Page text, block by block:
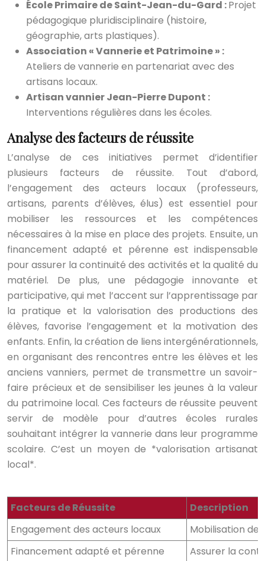
École Primaire de Saint-Jean-du-Gard :Projet
pédagogique pluridisciplinaire (histoire,
géographie, arts plastiques).
Association « Vannerie et Patrimoine » :
Ateliers de vannerie en partenariat avec des
artisans locaux.
Artisan vannier Jean-Pierre Dupont :
Interventions régulières dans les écoles.
Analyse des facteurs de réussite
L’analyse de ces initiatives permet d’identifier
plusieurs facteurs de réussite. Tout d’abord,
l’engagement des acteurs locaux (professeurs,
artisans, parents d’élèves, élus) est essentiel pour
mobiliser les ressources et les compétences
nécessaires à la mise en place des projets. Ensuite, un
financement adapté et pérenne est indispensable
pour assurer la continuité des activités et la qualité du
matériel. De plus, une pédagogie innovante et
participative, qui met l’accent sur l’apprentissage par
la pratique et la valorisation des productions des
élèves, favorise l’engagement et la motivation des
enfants. Enfin, la création de liens intergénérationnels,
en organisant des rencontres entre les élèves et les
anciens vanniers, permet de transmettre un savoir-
faire précieux et de sensibiliser les jeunes à la valeur
du patrimoine local. Ces facteurs de réussite peuvent
servir de modèle pour d’autres écoles rurales
souhaitant intégrer la vannerie dans leur programme
scolaire. C’est un moyen de *valorisation artisanat
local*.
Facteurs de Réussite
Description
Engagement des acteurs locaux
Mobilisation
Financement adapté et pérenne
Assurer la